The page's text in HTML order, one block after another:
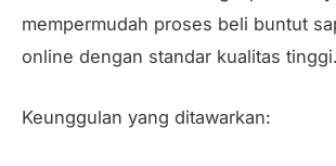
mempermudah proses beli buntut
online dengan standar kualitas tinggi.
Keunggulan yang ditawarkan: